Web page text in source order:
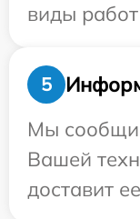
виды
5
Мы
Вашей
доставит